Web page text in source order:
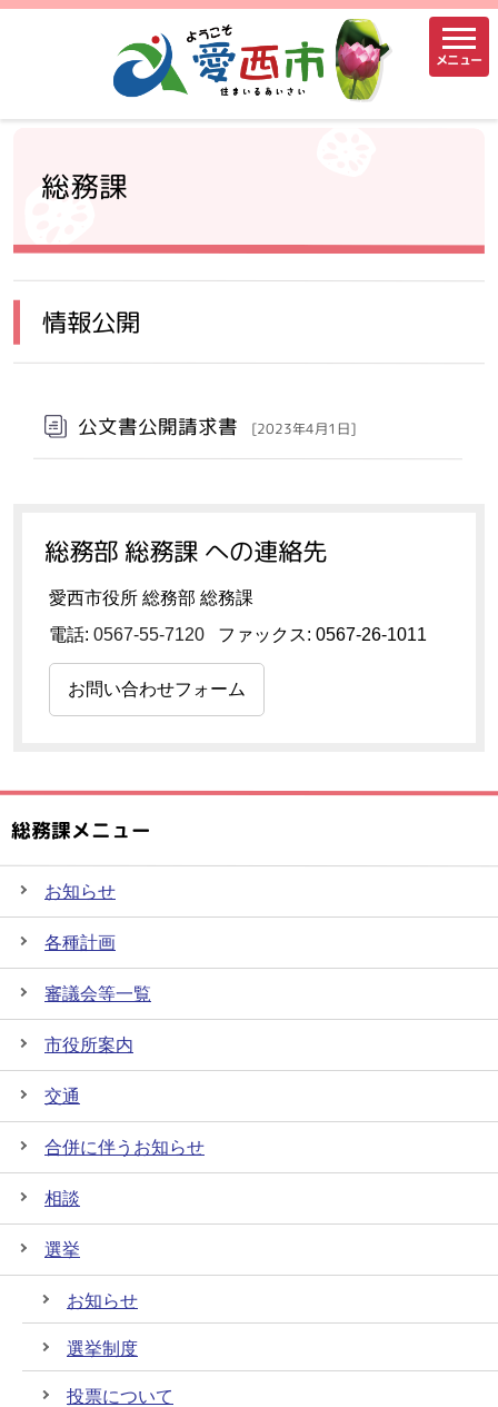
メニュー
総務課
情報公開
公文書公開請求書 [2023年4月1日]
総務部 総務課 への連絡先
愛西市役所 総務部 総務課
電話: 0567-55-7120 ファックス: 0567-26-1011
お問い合わせフォーム
総務課メニュー
お知らせ
各種計画
審議会等一覧
市役所案内
交通
合併に伴うお知らせ
相談
選挙
お知らせ
選挙制度
投票について